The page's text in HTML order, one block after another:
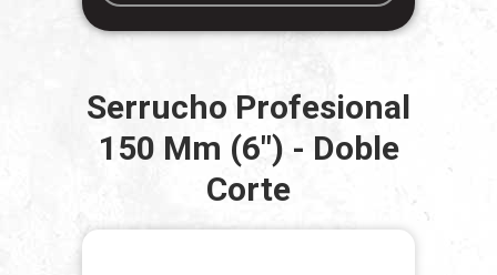
Serrucho Profesional
150 Mm (6") - Doble
Corte